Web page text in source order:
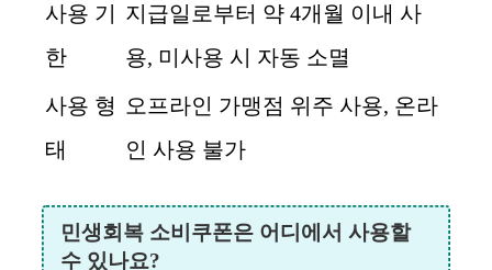
사용 기
한
지급일로부터 약 4개월 이내 사
용, 미사용 시 자동 소멸
사용 형
태
오프라인 가맹점 위주 사용, 온라
인 사용 불가
민생회복 소비쿠폰은 어디에서 사용할
수 있나요?